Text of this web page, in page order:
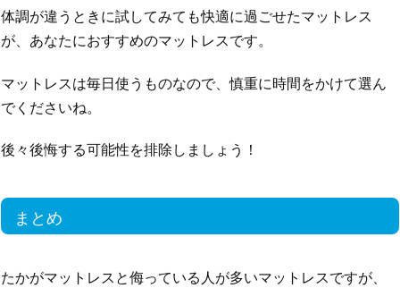
体調が違うときに試してみても快適に過ごせたマットレス
が、あなたにおすすめのマットレスです。
マットレスは毎日使うものなので、慎重に時間をかけて選ん
でくださいね。
後々後悔する可能性を排除しましょう！
まとめ
たかがマットレスと侮っている人が多いマットレスですが、